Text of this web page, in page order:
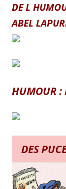
DE L
ABEL
HUMOUR
DES